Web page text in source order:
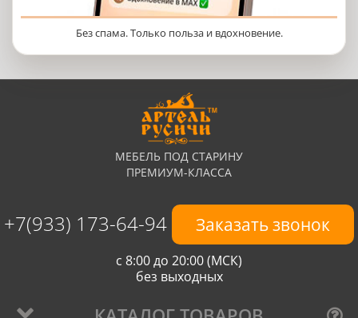
Без спама. Только польза и вдохновение.
МЕБЕЛЬ ПОД СТАРИНУ
ПРЕМИУМ-КЛАССА
+7(933) 173-64-94 Заказать звонок
с 8:00 до 20:00 (МСК)
без выходных